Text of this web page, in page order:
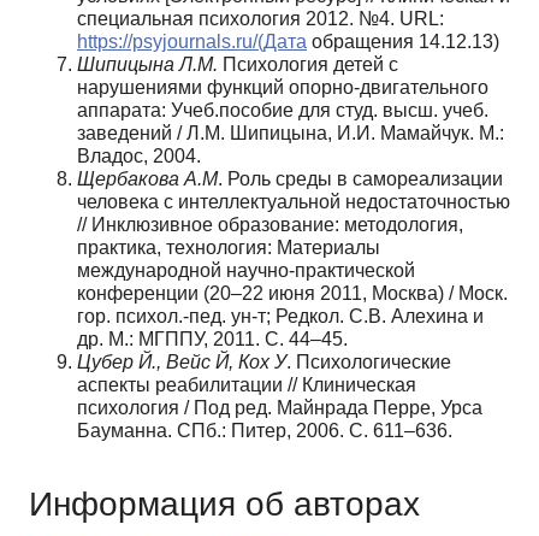
специальная психология 2012. №4. URL:
https://psyjournals.ru/(Дата обращения 14.12.13)
Шипицына Л.М. Психология детей с
нарушениями функций опорно-двигательного
аппарата: Учеб.пособие для студ. высш. учеб.
заведений / Л.М. Шипицына, И.И. Мамайчук. М.:
Владос, 2004.
Щербакова А.М. Роль среды в самореализации
человека с интеллектуальной недостаточностью
// Инклюзивное образование: методология,
практика, технология: Материалы
международной научно-практической
конференции (20–22 июня 2011, Москва) / Моск.
гор. психол.-пед. ун-т; Редкол. С.В. Алехина и
др. М.: МГППУ, 2011. С. 44–45.
Цубер Й., Вейс Й, Кох У. Психологические
аспекты реабилитации // Клиническая
психология / Под ред. Майнрада Перре, Урса
Бауманна. СПб.: Питер, 2006. С. 611–636.
Информация об авторах